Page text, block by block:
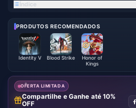
Índice
PRODUTOS RECOMENDADOS
Identity V Blood Strike
Honor of
Kings
OFERTA LIMITADA
Compartilhe e Ganhe até 10%
OFF